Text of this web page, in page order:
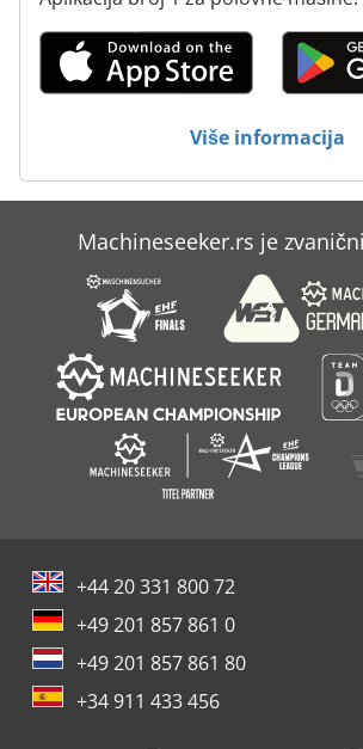
Više informacija
Machineseeker.rs je
+44 20 331 800 72
+49 201 857 861 0
+49 201 857 861 80
+34 911 433 456